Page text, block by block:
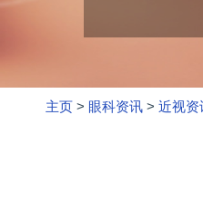
主页 > 眼科资讯 > 近视资